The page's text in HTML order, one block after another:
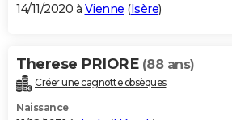
14/11/2020 à Vienne (Isère)
Therese PRIORE (88 ans)
Créer une cagnotte obsèques
Naissance